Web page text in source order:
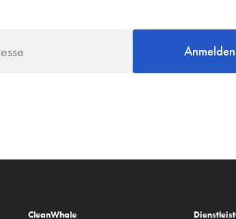
Anmelden
CleanWhale